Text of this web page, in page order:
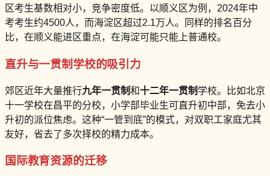
区考生基数相对小，竞争密度低。以顺义区为例，2024年中
考考生约4500人，而海淀区超过2.1万人。同样的排名百分
比，在顺义能进区重点，在海淀可能只能上普通校。
直升与一贯制学校的吸引力
郊区近年大量推行九年一贯制和十二年一贯制 学校。比如北京
十一学校在昌平的分校，小学部毕业生可直升初中部，免去小
升初的派位焦虑。这种“一管到底”的模式，对双职工家庭尤其
友好，省去了多次择校的精力成本。
国际教育资源的迁移